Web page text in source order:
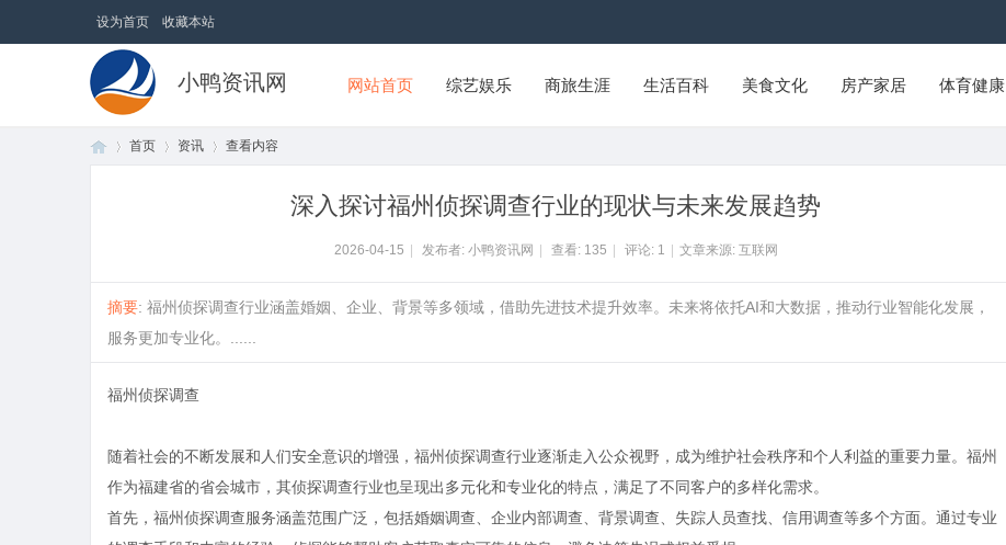
设为首页 收藏本站
小鸭资讯网 网站首页 综艺娱乐 商旅生涯 生活百科 美食文化 房产家居 体育健康
首页 资讯 查看内容
深入探讨福州侦探调查行业的现状与未来发展趋势
2026-04-15 发布者: 小鸭资讯网 查看: 135 评论: 1 文章来源: 互联网
摘要: 福州侦探调查行业涵盖婚姻、企业、背景等多领域，借助先进技术提升效率。未来将依托AI和大数据，推动行业智能化发展，
服务更加专业化。......
福州侦探调查
随着社会的不断发展和人们安全意识的增强，福州侦探调查行业逐渐走入公众视野，成为维护社会秩序和个人利益的重要力量。福州
作为福建省的省会城市，其侦探调查行业也呈现出多元化和专业化的特点，满足了不同客户的多样化需求。
首先，福州侦探调查服务涵盖范围广泛，包括婚姻调查、企业内部调查、背景调查、失踪人员查找、信用调查等多个方面。通过专业